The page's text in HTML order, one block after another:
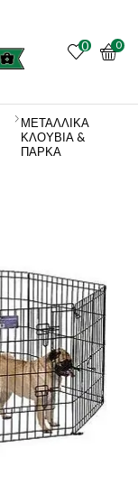
0 0
ΜΕΤΑΛΛΙΚΑ
ΚΛΟΥΒΙΑ &
ΠΑΡΚΑ